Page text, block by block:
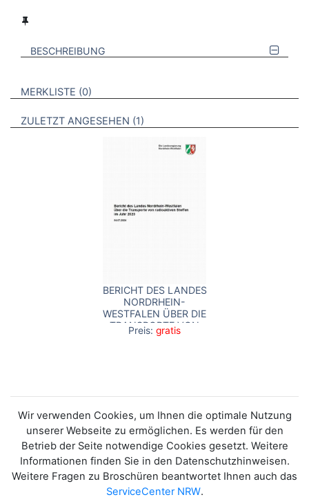
BESCHREIBUNG
VERWEISE AUF VERMERKTE- ODER ZULETZT ANGESEHENE
MERKLISTE 0 BROSCHÜREN
ZULETZT ANGESEHEN 1 BROSCHÜREN
BERICHT DES LANDES
NORDRHEIN-
WESTFALEN ÜBER DIE
TRANSPORTE VON
RADIOAKTIVEN
Preis: gratis
Wir verwenden Cookies, um Ihnen die optimale Nutzung
unserer Webseite zu ermöglichen. Es werden für den
Betrieb der Seite notwendige Cookies gesetzt. Weitere
Informationen finden Sie in den Datenschutzhinweisen.
Weitere Fragen zu Broschüren beantwortet Ihnen auch das
ServiceCenter NRW.